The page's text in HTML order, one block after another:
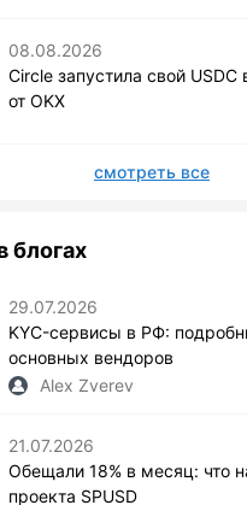
08.08.2026
Circle запустила свой USDC
от OKX
смотреть все
блогах
29.07.2026
KYC-сервисы в РФ:
основных вендоров
Alex Zverev
21.07.2026
Обещали 18% в месяц: что
проекта SPUSD